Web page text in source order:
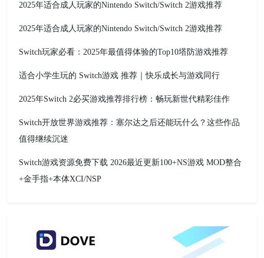
2025年适合成人玩家的Nintendo Switch/Switch 2游戏推荐
2025年适合成人玩家的Nintendo Switch/Switch 2游戏推荐
Switch玩家必看：2025年最值得体验的Top10塔防游戏推荐
适合小学生玩的 Switch游戏 推荐｜快乐成长与游戏同行
2025年Switch 2必买游戏推荐排行榜：畅玩新世代精彩佳作
Switch开放世界游戏推荐：塞尔达之后还能玩什么？这些作品
值得继续沉迷
Switch游戏资源免费下载 2026最近更新100+NS游戏 MOD整合
+金手指+本体XCI/NSP